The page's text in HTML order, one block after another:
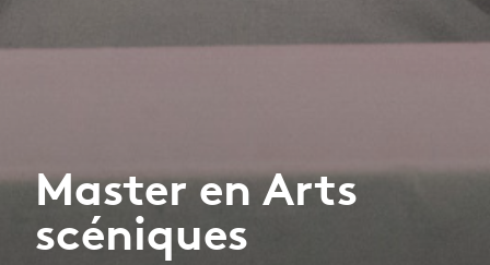
Master en Arts
scéniques